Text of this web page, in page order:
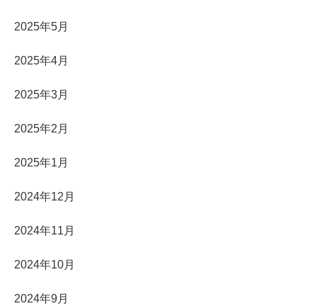
2025年5月
2025年4月
2025年3月
2025年2月
2025年1月
2024年12月
2024年11月
2024年10月
2024年9月